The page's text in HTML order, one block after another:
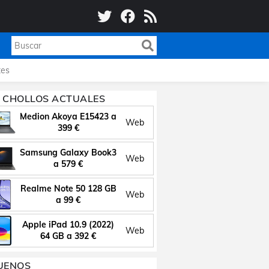
CHOLLOS ACTUALES
Medion Akoya E15423 a
399 €
Web
Samsung Galaxy Book3
a 579 €
Web
Realme Note 50 128 GB
a 99 €
Web
Apple iPad 10.9 (2022)
64 GB a 392 €
Web